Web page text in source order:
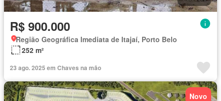
R$ 900.000
Região Geográfica Imediata de Itajaí, Porto Belo
252 m²
23 ago. 2025 em Chaves na mão
Novo